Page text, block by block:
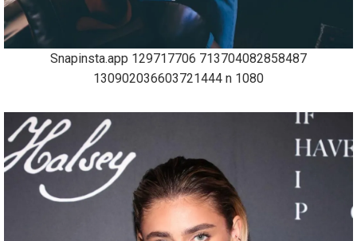
Snapinsta.app 129717706 713704082858487
130902036603721444 n 1080